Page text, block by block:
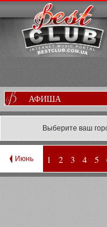
АФИША
Выберите ваш
Июнь 1 2 3 4 5